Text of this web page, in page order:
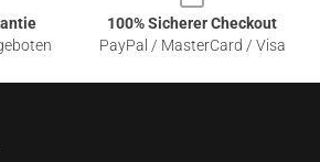
100% Sicherer Checkout
PayPal / MasterCard / Visa